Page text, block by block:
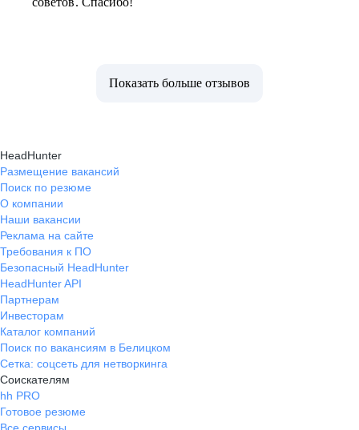
Показать больше отзывов
HeadHunter
Размещение вакансий
Поиск по резюме
О компании
Наши вакансии
Реклама на сайте
Требования к ПО
Безопасный HeadHunter
HeadHunter API
Партнерам
Инвесторам
Каталог компаний
Поиск по вакансиям в Белицком
Сетка: соцсеть для нетворкинга
Соискателям
hh PRO
Готовое резюме